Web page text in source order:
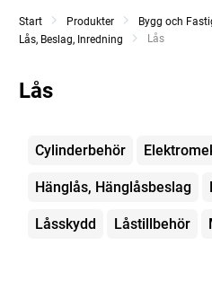
Start Produkter
Bygg och
Lås, Beslag, Inredning
Current:
Lås
Lås
Kategorier
Cylinderbehör
Hänglås, Hänglåsbeslag
Låsskydd Låstillbehör